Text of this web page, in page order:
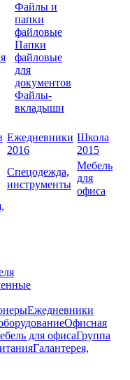
Файлы и
папки
файловые
Папки
файловые
для
документов
Файлы-
вкладыши
Ежедневники
2016
Школа
2015
Спецодежда,
инструменты
Мебель
для
офиса
Ежедневники
Офисная
для офисаГруппа
Галантерея,